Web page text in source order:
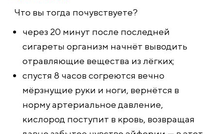
Что вы тогда почувствуете?
через 20 минут после последней
сигареты организм начнёт выводить
отравляющие вещества из лёгких;
спустя 8 часов согреются вечно
мёрзнущие руки и ноги, вернётся в
норму артериальное давление,
кислород поступит в кровь, возвращая